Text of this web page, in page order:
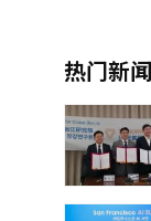
热门新闻